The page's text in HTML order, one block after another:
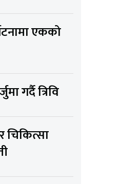
एकको
गर्दै त्रिवि
चिकित्सा